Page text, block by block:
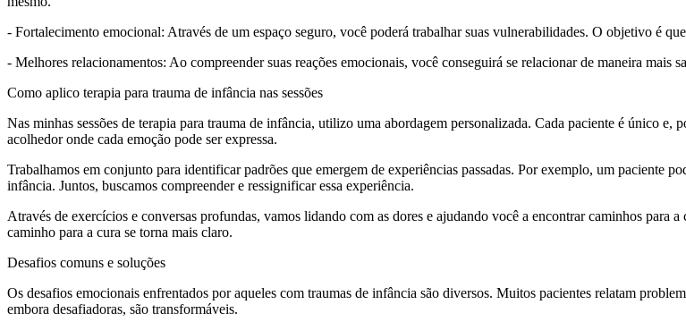
- Fortalecimento emocional: Através de um espaço seguro, você poderá trabalhar suas vulnerabilidades. O objetivo é
- Melhores relacionamentos: Ao compreender suas reações emocionais, você conseguirá se relacionar de maneira
Como aplico terapia para trauma de infância nas sessões
Nas minhas sessões de terapia para trauma de infância, utilizo uma abordagem personalizada. Cada paciente é único
acolhedor onde cada emoção pode ser expressa.
Trabalhamos em conjunto para identificar padrões que emergem de experiências passadas. Por exemplo, um paciente
infância. Juntos, buscamos compreender e ressignificar essa experiência.
Através de exercícios e conversas profundas, vamos lidando com as dores e ajudando você a encontrar caminhos
caminho para a cura se torna mais claro.
Desafios comuns e soluções
Os desafios emocionais enfrentados por aqueles com traumas de infância são diversos. Muitos pacientes relatam
embora desafiadoras, são transformáveis.